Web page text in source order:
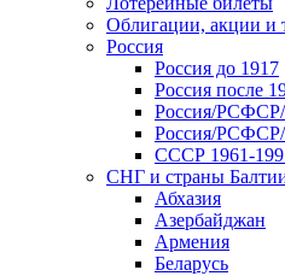
Облигации, акции и
Россия
Россия до 1917
Россия после
Россия/РСФСР/
Россия/
СССР 1961-
СНГ и страны
Абхазия
Азербайджан
Армения
Беларусь